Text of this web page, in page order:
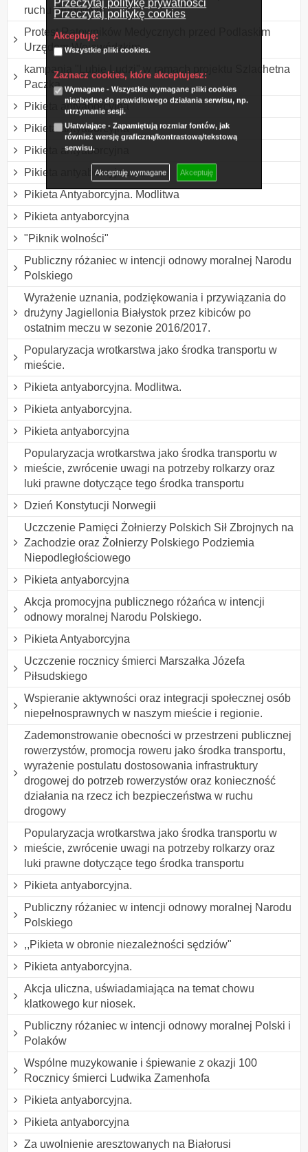
Przeczytaj politykę prywatności
Przeczytaj politykę cookies
Akceptuję:
Wszystkie pliki cookies.
Zaznacz cookies, które akceptujesz:
Wymagane - Wszystkie wymagane pliki cookies
niezbędne do prawidłowego działania serwisu, np.
utrzymanie sesji.
Ułatwiające - Zapamiętują rozmiar fontów, jak
również wersję graficzną/kontrastową/tekstową
serwisu.
Akceptuję wymagane Akceptuję
ruchu drogowym
Protest Ratowników Medycznych przed Podlaskim
Urzędem Wojewódzkim
kampania "Lubię Ludzi" w ramach projektu Szlachetna
Paczka
Pikieta antyaborcyjna
Pikieta antyaborcyjna
Pikieta antyaborcyjna
Pikieta antyaborcyjna
Pikieta Antyaborcyjna. Modlitwa
Pikieta antyaborcyjna
"Piknik wolności"
Publiczny różaniec w intencji odnowy moralnej Narodu
Polskiego
Wyrażenie uznania, podziękowania i przywiązania do
drużyny Jagiellonia Białystok przez kibiców po
ostatnim meczu w sezonie 2016/2017.
Popularyzacja wrotkarstwa jako środka transportu w
mieście.
Pikieta antyaborcyjna. Modlitwa.
Pikieta antyaborcyjna.
Pikieta antyaborcyjna
Popularyzacja wrotkarstwa jako środka transportu w
mieście, zwrócenie uwagi na potrzeby rolkarzy oraz
luki prawne dotyczące tego środka transportu
Dzień Konstytucji Norwegii
Uczczenie Pamięci Żołnierzy Polskich Sił Zbrojnych na
Zachodzie oraz Żołnierzy Polskiego Podziemia
Niepodległościowego
Pikieta antyaborcyjna
Akcja promocyjna publicznego różańca w intencji
odnowy moralnej Narodu Polskiego.
Pikieta Antyaborcyjna
Uczczenie rocznicy śmierci Marszałka Józefa
Piłsudskiego
Wspieranie aktywności oraz integracji społecznej osób
niepełnosprawnych w naszym mieście i regionie.
Zademonstrowanie obecności w przestrzeni publicznej
rowerzystów, promocja roweru jako środka transportu,
wyrażenie postulatu dostosowania infrastruktury
drogowej do potrzeb rowerzystów oraz konieczność
działania na rzecz ich bezpieczeństwa w ruchu
drogowy
Popularyzacja wrotkarstwa jako środka transportu w
mieście, zwrócenie uwagi na potrzeby rolkarzy oraz
luki prawne dotyczące tego środka transportu
Pikieta antyaborcyjna.
Publiczny różaniec w intencji odnowy moralnej Narodu
Polskiego
,,Pikieta w obronie niezależności sędziów"
Pikieta antyaborcyjna.
Akcja uliczna, uświadamiająca na temat chowu
klatkowego kur niosek.
Publiczny różaniec w intencji odnowy moralnej Polski i
Polaków
Wspólne muzykowanie i śpiewanie z okazji 100
Rocznicy śmierci Ludwika Zamenhofa
Pikieta antyaborcyjna.
Pikieta antyaborcyjna
Za uwolnienie aresztowanych na Białorusi